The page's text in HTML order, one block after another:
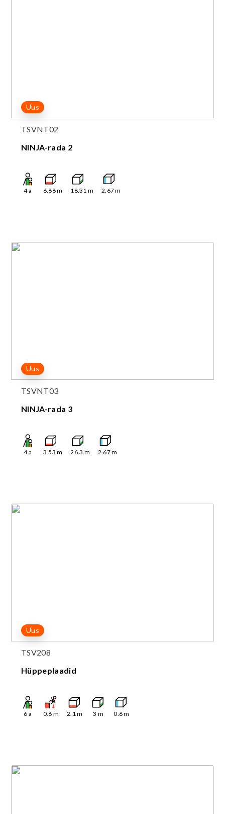
Uus
TSVNT02
NINJA-rada 2
4a 6.66m 18.31 m 2.67m
Uus
TSVNT03
NINJA-rada 3
4a 3.53 m 26.3 m 2.67m
Uus
TSV208
Hüppeplaadid
6 a 0.6 m 2.1m 3 m 0.6m